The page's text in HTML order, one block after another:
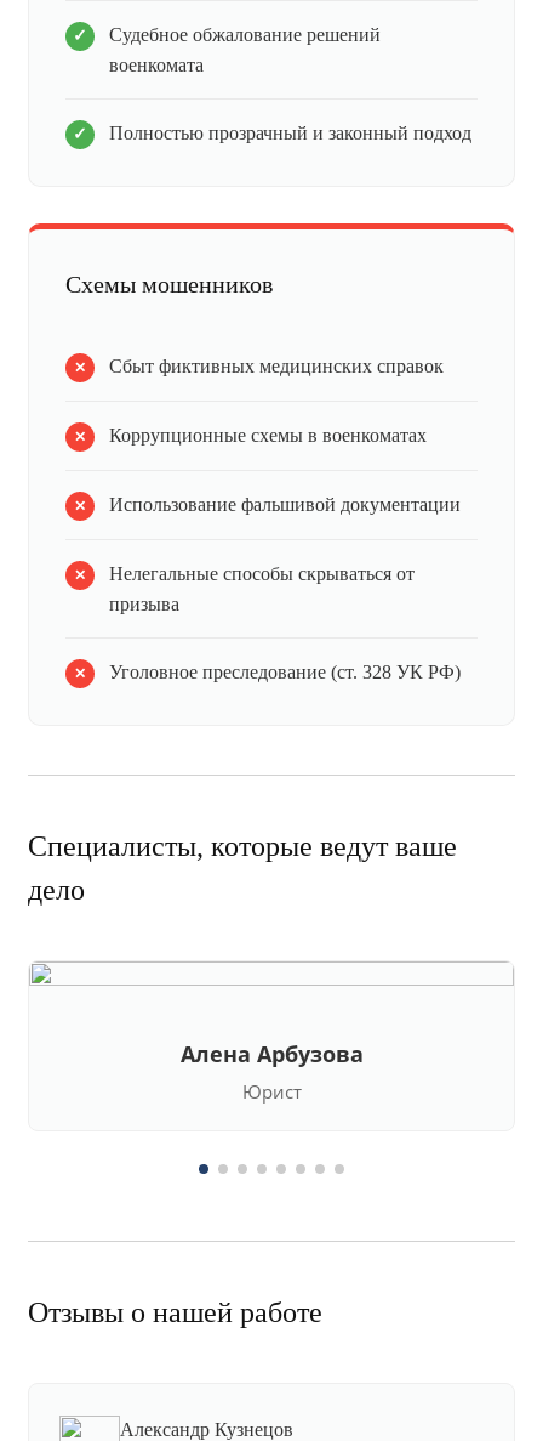
Судебное обжалование решений
военкомата
Полностью прозрачный и законный подход
Схемы мошенников
Сбыт фиктивных медицинских справок
Коррупционные схемы в военкоматах
Использование фальшивой документации
Нелегальные способы скрываться от
призыва
Уголовное преследование (ст. 328 УК РФ)
Специалисты, которые ведут ваше
дело
Алена Арбузова
Юрист
Отзывы о нашей работе
Александр Кузнецов